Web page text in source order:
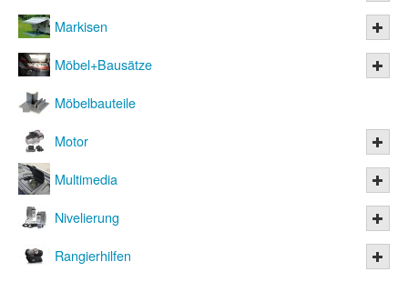
Markisen
Möbel+Bausätze
Möbelbauteile
Motor
Multimedia
Nivelierung
Rangierhilfen